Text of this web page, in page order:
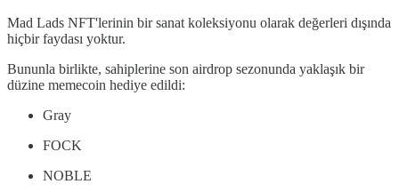
Mad Lads NFT'lerinin bir sanat koleksiyonu olarak değerleri dışında
hiçbir faydası yoktur.
Bununla birlikte, sahiplerine son airdrop sezonunda yaklaşık bir
düzine memecoin hediye edildi:
Gray
FOCK
NOBLE